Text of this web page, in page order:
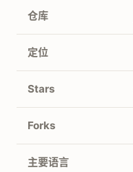
仓库
定位
Stars
Forks
主要语言